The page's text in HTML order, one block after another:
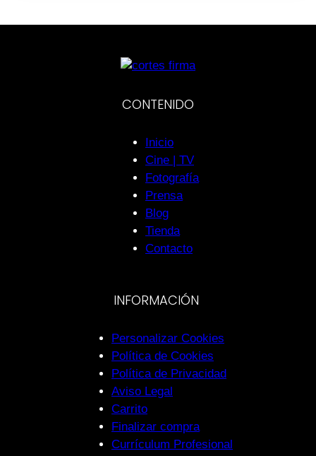
CONTENIDO
Inicio
Cine | TV
Fotografía
Prensa
Blog
Tienda
Contacto
INFORMACIÓN
Personalizar Cookies
Política de Cookies
Política de Privacidad
Aviso Legal
Carrito
Finalizar compra
Currículum Profesional